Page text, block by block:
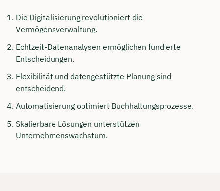
Die Digitalisierung revolutioniert die
Vermögensverwaltung.
Echtzeit-Datenanalysen ermöglichen fundierte
Entscheidungen.
Flexibilität und datengestützte Planung sind
entscheidend.
Automatisierung optimiert Buchhaltungsprozesse.
Skalierbare Lösungen unterstützen
Unternehmenswachstum.